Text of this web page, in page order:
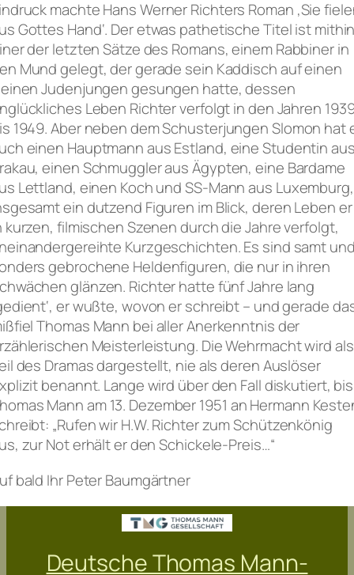
machte Hans Werner Richters Roman ‚Sie
Gottes Hand‘. Der etwas pathetische Titel ist
der letzten Sätze des Romans, einem Rabbiner in
Mund gelegt, der gerade sein Kaddisch auf einen
Judenjungen gesungen hatte, dessen
Leben Richter verfolgt in den Jahren
1949. Aber neben dem Schusterjungen Slomon hat
einen Hauptmann aus Estland, eine Studentin
einen Schmuggler aus Ägypten, eine Bardame
Lettland, einen Koch und SS-Mann aus Luxemburg,
ein dutzend Figuren im Blick, deren Leben er
kurzen, filmischen Szenen durch die Jahre verfolgt,
Kurzgeschichten. Es sind samt
gebrochene Heldenfiguren, die nur in ihren
glänzen. Richter hatte fünf Jahre lang
er wußte, wovon er schreibt – und gerade
Thomas Mann bei aller Anerkenntnis der
Meisterleistung. Die Wehrmacht wird als
des Dramas dargestellt, nie als deren Auslöser
benannt. Lange wird über den Fall diskutiert, bis
Mann am 13. Dezember 1951 an Hermann
„Rufen wir H.W. Richter zum Schützenkönig
zur Not erhält er den Schickele-Preis…“
bald Ihr Peter Baumgärtner
Deutsche Thomas Mann-